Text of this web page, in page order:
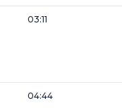
03:11
04:44